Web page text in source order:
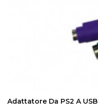
Adattatore Da PS2 A USB